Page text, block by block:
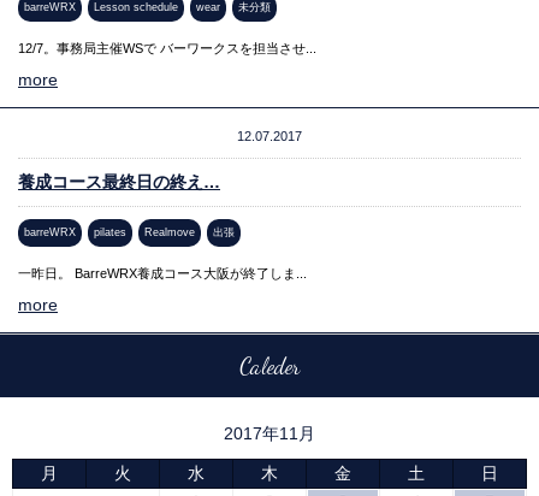
barreWRX Lesson schedule wear 未分類
12/7。事務局主催WSで バーワークスを担当させ...
more
12.07.2017
養成コース最終日の終え…
barreWRX pilates Realmove 出張
一昨日。 BarreWRX養成コース大阪が終了しま...
more
Caleder
2017年11月
月 火 水 木 金 土
日